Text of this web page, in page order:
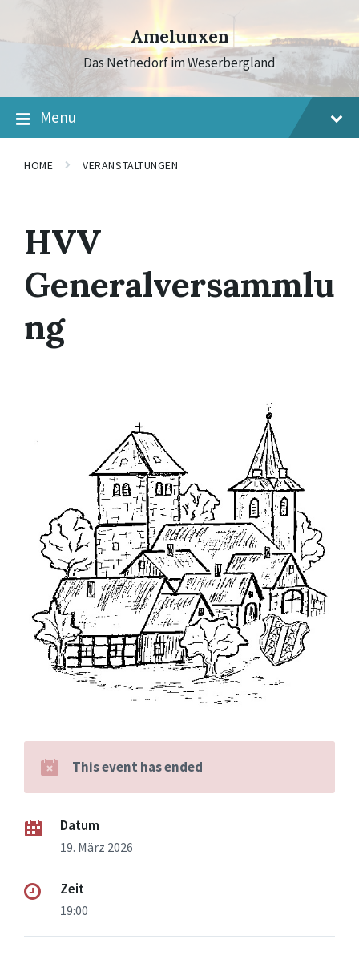
content
main
footer
Amelunxen
Das Nethedorf im Weserbergland
Menu
HOME VERANSTALTUNGEN
HVV
Generalversammlu
ng
This event has ended
Datum
19. März 2026
Zeit
19:00